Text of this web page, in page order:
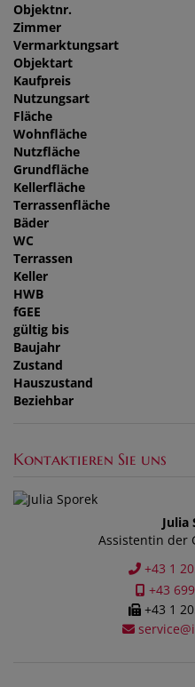
Objektnr.
Zimmer
Vermarktungsart
Objektart
Kaufpreis
Nutzungsart
Fläche
Wohnfläche
Nutzfläche
Grundfläche
Kellerfläche
Terrassenfläche
Bäder
WC
Terrassen
Keller
HWB
fGEE
gültig bis
Baujahr
Zustand
Hauszustand
Beziehbar
Kontaktieren Sie uns
Julia
Assistentin der
+43 1
+43
+43 1